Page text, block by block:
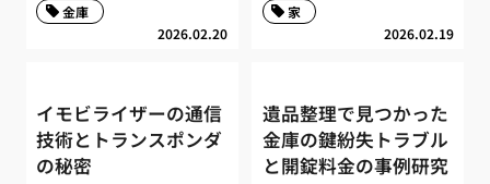
2026.02.20
金庫
2026.02.19
家
イモビライザーの通信
技術とトランスポンダ
の秘密
遺品整理で見つかった
金庫の鍵紛失トラブル
と開錠料金の事例研究